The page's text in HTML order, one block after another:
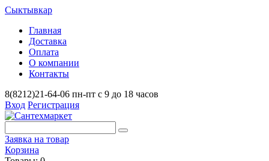
Сыктывкар
Главная
Доставка
Оплата
О компании
Контакты
8(8212)21-64-06 пн-пт с 9 до 18 часов
Вход Регистрация
Заявка на товар
Корзина